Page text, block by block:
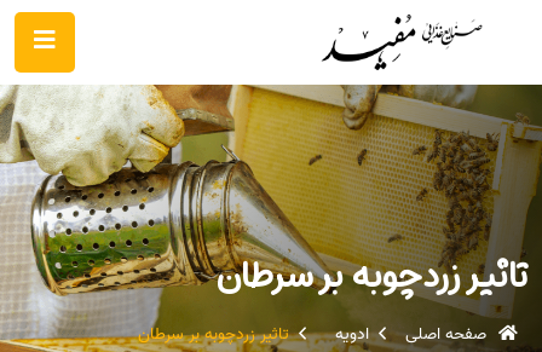
تاثیر زردچوبه بر سرطان
صفحه اصلی ادویه تاثیر زردچوبه بر سرطان